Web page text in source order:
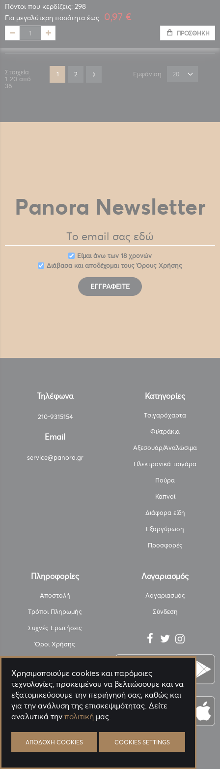
Πόντοι που κερδίζεις: 298
Για μεγαλύτερη ποσότητα έως: 0,97 €
ΠΡΟΣΘΉΚΗ
Στοιχεία
1-20 από
36
Διαβάζετε αυτή τη στιγμή τη σελίδα
1 Σελίδα
2 Σελίδα
Επόμενο Εμφάνιση
Panora Newsletter
Eίμαι άνω των 18 χρονών
Διάβασα και αποδέχομαι τουςΌρους Χρήσης
ΕΓΓΡΑΦΕΊΤΕ
Τηλέφωνα
210-9315154
Email
service@panora.gr
Κατηγορίες
Τσιγαρόχαρτα
Φιλτράκια
Αξεσουάρ/Αναλώσιμα
Ηλεκτρονικά τσιγάρα
Πούρα
Καπνοί
Διάφορα είδη
Εξαργύρωση
Προσφορές
Πληροφορίες
Αποστολή
Τρόποι Πληρωμής
Συχνές Ερωτήσεις
Όροι Χρήσης
Υπαναχώρηση
SafePacK - ΑΠΟΛΥΜΑΝΣΗ
Πολιτική Απορρήτου
Η Εταιρεία
Blog
Λογαριασμός
Λογαριασμός
Σύνδεση
Χρησιμοποιούμε cookies και παρόμοιες
τεχνολογίες, προκειμένου να βελτιώσουμε και να
εξατομικεύσουμε την περιήγησή σας, καθώς και
για την ανάλυση της επισκεψιμότητας. Δείτε
αναλυτικά την πολιτική μας.
ΑΠΟΔΟΧΉ COOKIES COOKIES SETTINGS